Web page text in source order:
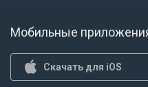
Мобильные
Скачать для iOS